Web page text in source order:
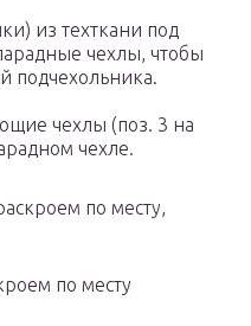
из техткани под
чехлы, чтобы
подчехольника.
чехлы (поз. 3 на
чехле.
по месту,
по месту